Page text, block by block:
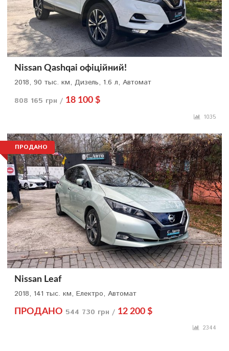
Nissan Qashqai офіційний!
2018, 90 тыс. км, Дизель, 1.6 л, Автомат
808 165 грн / 18 100 $
1035
ПРОДАНО
Nissan Leaf
2018, 141 тыс. км, Електро, Автомат
ПРОДАНО 544 730 грн / 12 200 $
2344